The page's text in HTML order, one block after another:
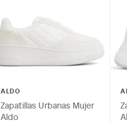
ALDO
Zapatillas Urbanas Mujer
Aldo